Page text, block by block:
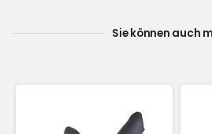
Sie können auch